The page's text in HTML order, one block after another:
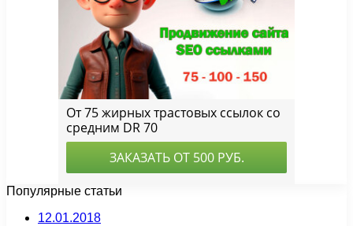
Популярные статьи
12.01.2018